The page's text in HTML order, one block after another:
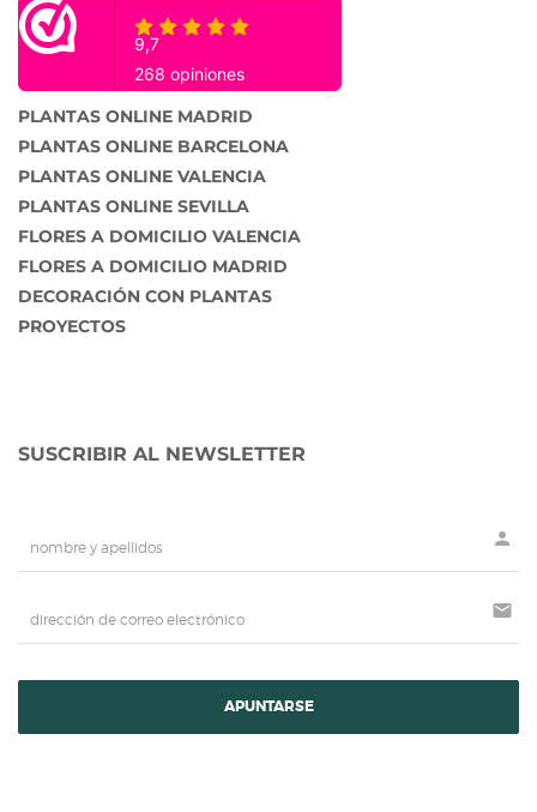
PLANTAS ONLINE MADRID
PLANTAS ONLINE BARCELONA
PLANTAS ONLINE VALENCIA
PLANTAS ONLINE SEVILLA
FLORES A DOMICILIO VALENCIA
FLORES A DOMICILIO MADRID
DECORACIÓN CON PLANTAS
PROYECTOS
SUSCRIBIR AL NEWSLETTER
person
mail
APUNTARSE